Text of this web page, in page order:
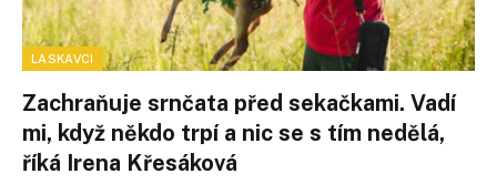
LASKAVCI
Zachraňuje srnčata před sekačkami. Vadí
mi, když někdo trpí a nic se s tím nedělá,
říká Irena Křesáková